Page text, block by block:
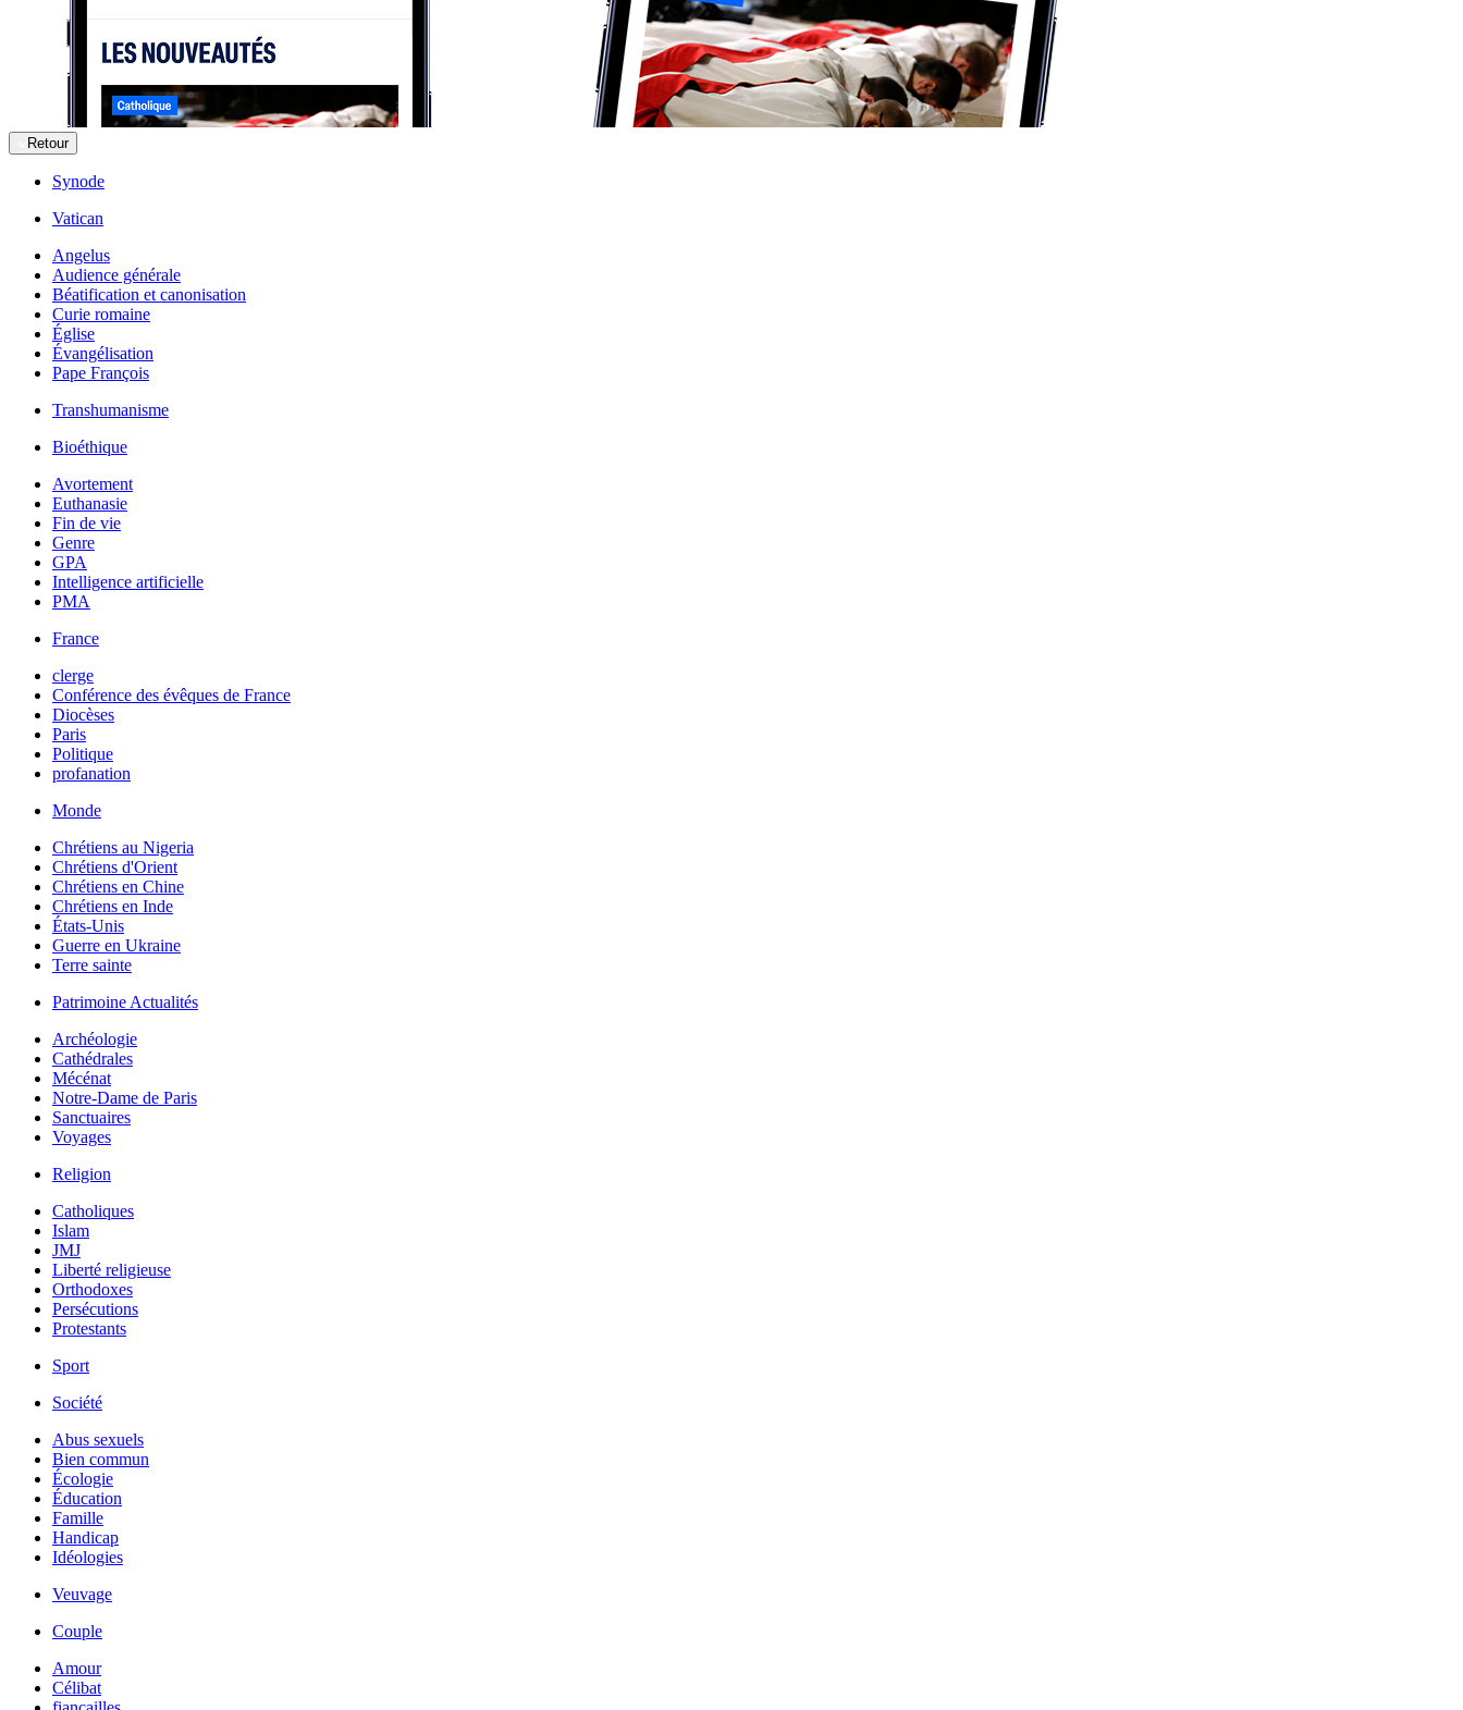
Retour
Synode
Vatican
Angelus
Audience générale
Béatification et canonisation
Curie romaine
Église
Évangélisation
Pape François
Transhumanisme
Bioéthique
Avortement
Euthanasie
Fin de vie
Genre
GPA
Intelligence artificielle
PMA
France
clerge
Conférence des évêques de France
Diocèses
Paris
Politique
profanation
Monde
Chrétiens au Nigeria
Chrétiens d'Orient
Chrétiens en Chine
Chrétiens en Inde
États-Unis
Guerre en Ukraine
Terre sainte
Patrimoine Actualités
Archéologie
Cathédrales
Mécénat
Notre-Dame de Paris
Sanctuaires
Voyages
Religion
Catholiques
Islam
JMJ
Liberté religieuse
Orthodoxes
Persécutions
Protestants
Sport
Société
Abus sexuels
Bien commun
Écologie
Éducation
Famille
Handicap
Idéologies
Veuvage
Couple
Amour
Célibat